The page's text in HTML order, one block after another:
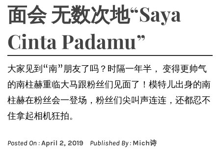
面会 无数次地“Saya
Cinta Padamu”
大家见到“南”朋友了吗？时隔一年半， 变得更帅气
的南柱赫重临大马跟粉丝们见面了！模特儿出身的南
柱赫在粉丝会一登场，粉丝们尖叫声连连，还都忍不
住拿起相机狂拍。
Posted On :April 2, 2019 Published By : Mich诗